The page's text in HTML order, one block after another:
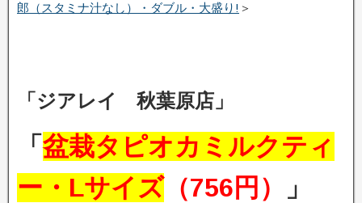
郎（スタミナ汁なし）・ダブル・大盛り! ＞
「ジアレイ 秋葉原店」
「盆栽タピオカミルクティ
ー・Lサイズ（756円） 」